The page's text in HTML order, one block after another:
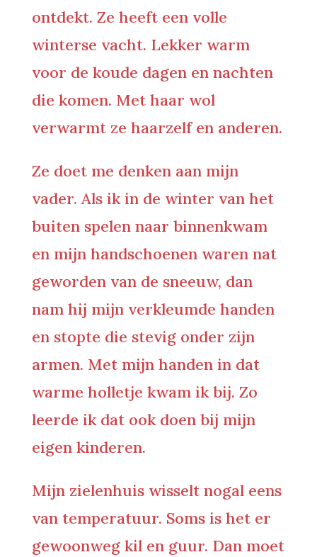
ontdekt. Ze heeft een volle
winterse vacht. Lekker warm
voor de koude dagen en nachten
die komen. Met haar wol
verwarmt ze haarzelf en anderen.
Ze doet me denken aan mijn
vader. Als ik in de winter van het
buiten spelen naar binnenkwam
en mijn handschoenen waren nat
geworden van de sneeuw, dan
nam hij mijn verkleumde handen
en stopte die stevig onder zijn
armen. Met mijn handen in dat
warme holletje kwam ik bij. Zo
leerde ik dat ook doen bij mijn
eigen kinderen.
Mijn zielenhuis wisselt nogal eens
van temperatuur. Soms is het er
gewoonweg kil en guur. Dan moet